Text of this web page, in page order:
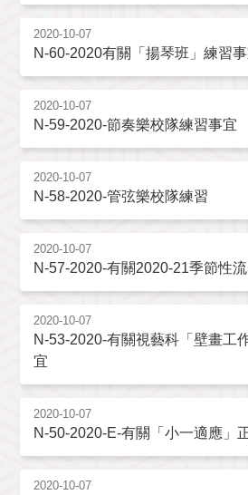
2020-10-07
N-60-2020有關「揚琴班」練習
2020-10-07
N-59-2020-節奏樂校隊練習事宜
2020-10-07
N-58-2020-管弦樂校隊練習
2020-10-07
N-57-2020-有關2020-21季節性
2020-10-07
N-53-2020-有關視藝科「壁畫工
宜
2020-10-07
N-50-2020-E-有關「小一適應」
2020-10-07